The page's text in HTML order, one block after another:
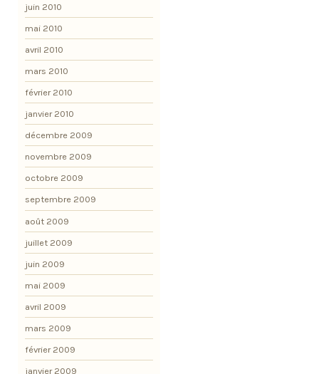
juin 2010
mai 2010
avril 2010
mars 2010
février 2010
janvier 2010
décembre 2009
novembre 2009
octobre 2009
septembre 2009
août 2009
juillet 2009
juin 2009
mai 2009
avril 2009
mars 2009
février 2009
janvier 2009